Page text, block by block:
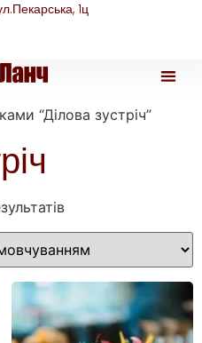
1ц
“Ділова зустріч”